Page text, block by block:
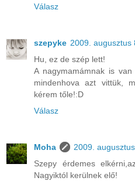
Válasz
szepyke 2009. augusztus
Hu, ez de szép lett!
A nagymamámnak is
mindenhova azt vittük,
kérem tőle!:D
Válasz
Moha
2009.
Szepy érdemes
Nagyiktól kerülnek elő!